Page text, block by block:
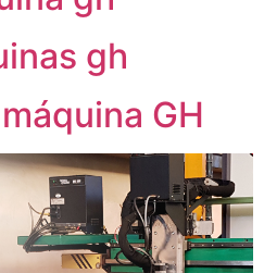
gh
GH